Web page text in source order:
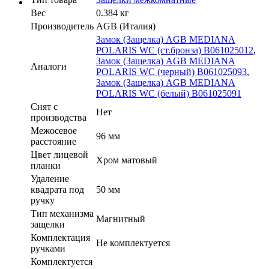
Вес
0.384 кг
Производитель AGB (Италия)
Аналоги
Замок (Защелка) AGB MEDIANA
POLARIS WC (ст.бронза) B061025012,
Замок (Защелка) AGB MEDIANA
POLARIS WC (черный) B061025093,
Замок (Защелка) AGB MEDIANA
POLARIS WC (белый) B061025091
Cнят с
производства
Нет
Межосевое
расстояние
96 мм
Цвет лицевой
планки
Хром матовый
Удаление
квадрата под
ручку
50 мм
Тип механизма
защелки
Магнитный
Комплектация
ручками
Не комплектуется
Комплектуется